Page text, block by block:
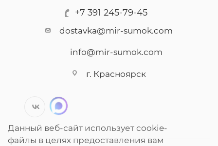
+7 391 245-79-45
dostavka@mir-sumok.com
info@mir-sumok.com
г. Красноярск
Данный веб-сайт использует cookie-
файлы в целях предоставления вам